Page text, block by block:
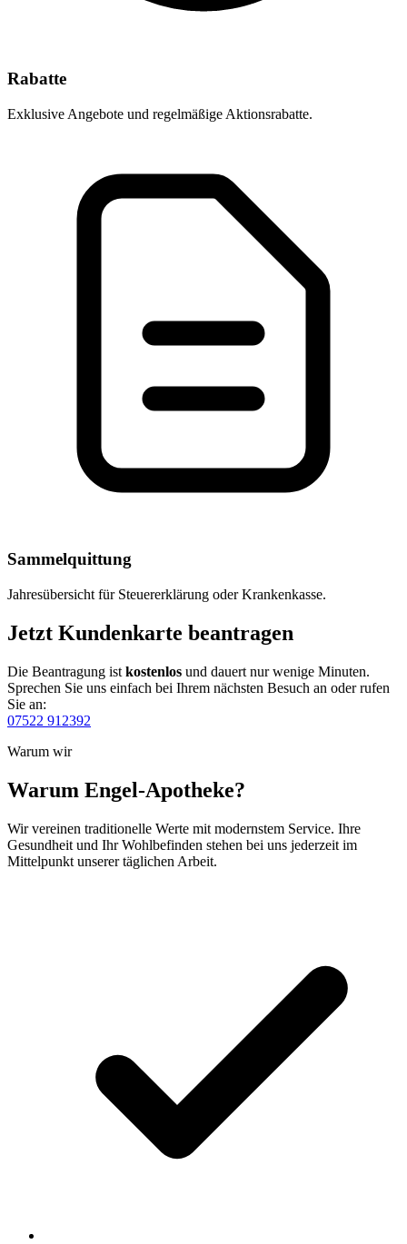
Rabatte
Exklusive Angebote und regelmäßige Aktionsrabatte.
Sammelquittung
Jahresübersicht für Steuererklärung oder Krankenkasse.
Jetzt Kundenkarte beantragen
Die Beantragung ist kostenlos und dauert nur wenige Minuten.
Sprechen Sie uns einfach bei Ihrem nächsten Besuch an oder rufen
Sie an:
07522 912392
Warum wir
Warum Engel-Apotheke?
Wir vereinen traditionelle Werte mit modernstem Service. Ihre
Gesundheit und Ihr Wohlbefinden stehen bei uns jederzeit im
Mittelpunkt unserer täglichen Arbeit.